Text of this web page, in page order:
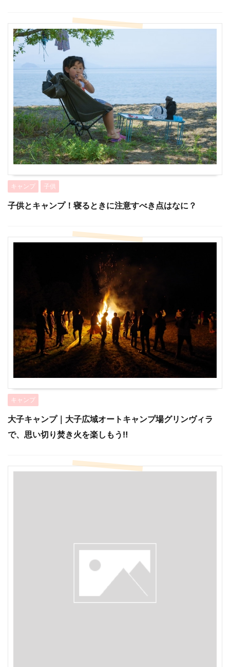
キャンプ 子供
子供とキャンプ！寝るときに注意すべき点はなに？
キャンプ
大子キャンプ｜大子広域オートキャンプ場グリンヴィラ
で、思い切り焚き火を楽しもう‼︎